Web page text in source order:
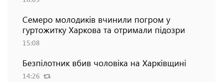
Семеро молодиків вчинили погром у
гуртожитку Харкова та отримали підозри
15:08
Безпілотник вбив чоловіка на Харківщині
14:26